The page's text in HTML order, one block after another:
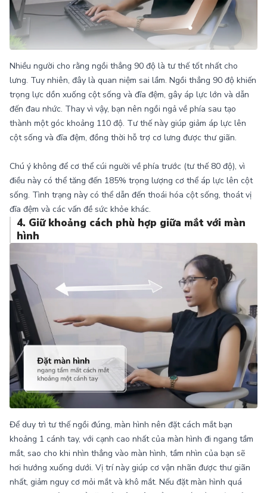
Nhiều người cho rằng ngồi thẳng 90 độ là tư thế tốt nhất cho
lưng. Tuy nhiên, đây là quan niệm sai lầm. Ngồi thẳng 90 độ khiến
trọng lực dồn xuống cột sống và đĩa đệm, gây áp lực lớn và dẫn
đến đau nhức. Thay vì vậy, bạn nên ngồi ngả về phía sau tạo
thành một góc khoảng 110 độ. Tư thế này giúp giảm áp lực lên
cột sống và đĩa đệm, đồng thời hỗ trợ cơ lưng được thư giãn.
Chú ý không để cơ thể cúi người về phía trước (tư thế 80 độ), vì
điều này có thể tăng đến 185% trọng lượng cơ thể áp lực lên cột
sống. Tình trạng này có thể dẫn đến thoái hóa cột sống, thoát vị
đĩa đệm và các vấn đề sức khỏe khác.
4. Giữ khoảng cách phù hợp giữa mắt với màn
hình
Để duy trì tư thế ngồi đúng, màn hình nên đặt cách mắt bạn
khoảng 1 cánh tay, với cạnh cao nhất của màn hình đi ngang tầm
mắt, sao cho khi nhìn thẳng vào màn hình, tầm nhìn của bạn sẽ
hơi hướng xuống dưới. Vị trí này giúp cơ vận nhãn được thư giãn
nhất, giảm nguy cơ mỏi mắt và khô mắt. Nếu đặt màn hình quá